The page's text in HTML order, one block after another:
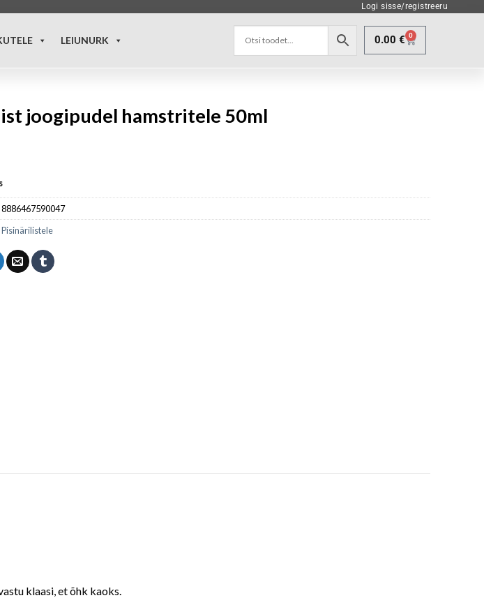
Logi sisse/registreeru
LEIUNURK 0.00 € 0
joogipudel hamstritele 50ml
8886467590047
Pisinärilistele
klaasi, et õhk kaoks.